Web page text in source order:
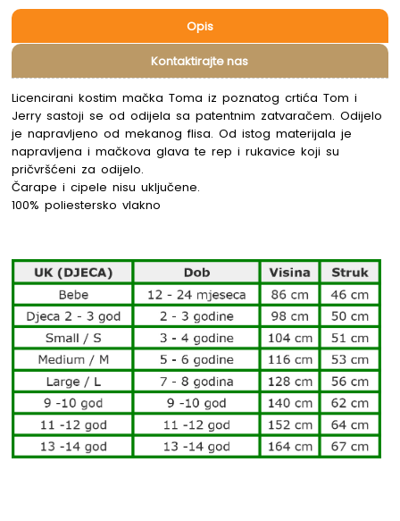
Opis
Kontaktirajte nas
Licencirani kostim mačka Toma iz poznatog crtića Tom i
Jerry sastoji se od odijela sa patentnim zatvaračem. Odijelo
je napravljeno od mekanog flisa. Od istog materijala je
napravljena i mačkova glava te rep i rukavice koji su
pričvršćeni za odijelo.
Čarape i cipele nisu uključene.
100% poliestersko vlakno